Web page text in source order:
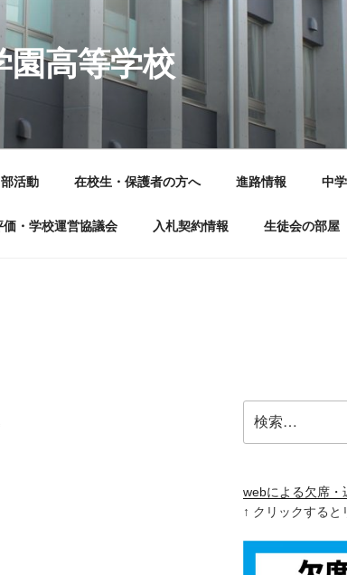
学園高等学校
部活動 在校生・保護者の方へ 進路情報 中
価・学校運営協議会 入札契約情報 生徒会の部屋
索:
webによる欠席・
↑ クリックすると